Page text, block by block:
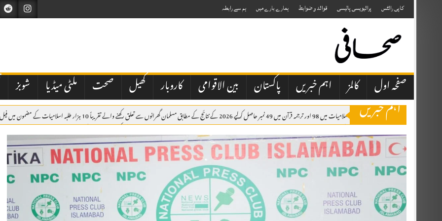
to
content
کاپی رائٹس پرائیویسی پالیسی قوائد و ضوابط ہمارے بارے میں ہم سے رابطہ
صفحہ اول کالمز اہم خبریں پاکستان بین الاقوامی کاروبار کھیل صحت ملٹی میڈیا شوبز
اہم خبریں
سکھ طالب علم نے اسلامیات میں 98 اور ترجمہ قرآن میں 49 نمبر حاصل کرلیے 2026 کے نتائج کے مطابق مسلمان گھرانوں سے تعلق رکھنے والے تقریباً 10 ہزار طلبہ اسلامیات کے مضمون میں فیل ہوئے ہیں۔
بہارہ کہو میں 21 سالہ لڑکی مبینہ طور پر اغوا، 20 سے 25 افراد پر تشدد کا الزام لوک ورثہ میں 59 ملازمین کو 53 لاکھ روپے کے کیش ایڈوانس کا انکشاف، قانونی منظوری نہ ہونے کا اعتراف
چکوال شیلٹر ہوم میں ایم فل طالب علم کی بطور خاکروب تعیناتی، حاضری اور بھرتی کے نظام پر سوالات اٹھ گئے پاکستان مشن انٹرنیشنل کا سالانہ جنرل اجلاس، شکیل احمد صدر، ہما اشعر جنرل سیکرٹری 4 سال کے